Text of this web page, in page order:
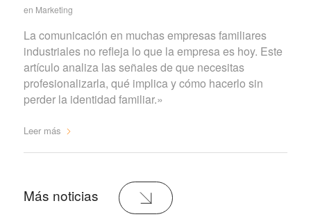
en Marketing
La comunicación en muchas empresas familiares
industriales no refleja lo que la empresa es hoy. Este
artículo analiza las señales de que necesitas
profesionalizarla, qué implica y cómo hacerlo sin
perder la identidad familiar.»
Leer más
Más noticias